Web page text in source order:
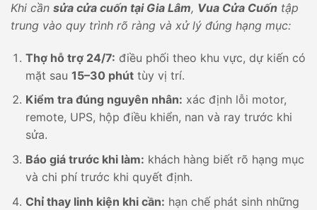
Khi cần sửa cửa cuốn tại Gia Lâm, Vua Cửa Cuốn tập
trung vào quy trình rõ ràng và xử lý đúng hạng mục:
Thợ hỗ trợ 24/7: điều phối theo khu vực, dự kiến có
mặt sau 15–30 phúttùy vị trí.
Kiểm tra đúng nguyên nhân: xác định lỗi motor,
remote, UPS, hộp điều khiển, nan và ray trước khi
sửa.
Báo giá trước khi làm: khách hàng biết rõ hạng mục
và chi phí trước khi quyết định.
Chỉ thay linh kiện khi cần: hạn chế phát sinh những